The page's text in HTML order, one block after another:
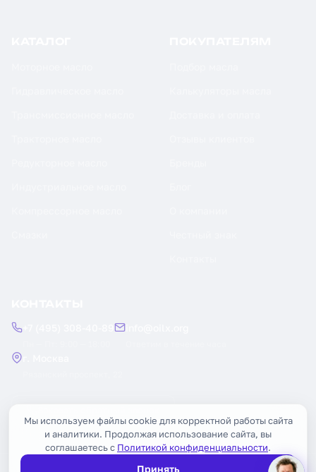
Мы используем файлы cookie для корректной работы сайта
и аналитики. Продолжая использование сайта, вы
соглашаетесь с Политикой конфиденциальности.
Принять